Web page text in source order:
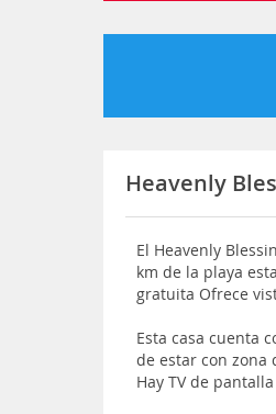
Heavenly
El Heavenly
km de la playa
gratuita Ofrece
Esta casa cuenta
de estar con zona
Hay TV de